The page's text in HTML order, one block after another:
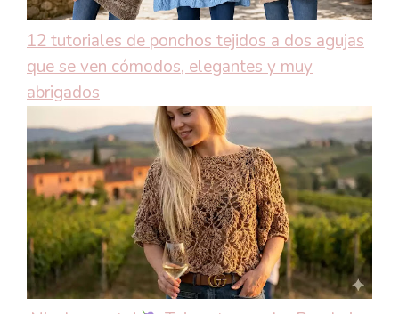
12 tutoriales de ponchos tejidos a dos agujas
que se ven cómodos, elegantes y muy
abrigados